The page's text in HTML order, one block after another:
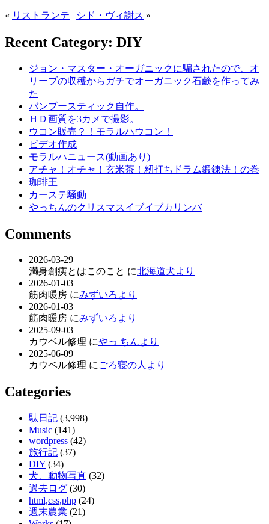
« リストランテ | シド・ヴィ謝ス »
Recent Category: DIY
ジョン・マスター・オーガニックに騙されたので、オ
リーブの収穫からガチでオーガニック石鹸を作ってみ
た
バンブースティック自作。
ＨＤ画質を3カメで撮影。
ウコン販売？！モラルハウコン！
ビデオ作成
モラルハニュース(動画あり)
アチャ！オチャ！玄米茶！籾打ちドラム鍛錬法！の巻
珈琲王
カーステ騒動
やっちんのクリスマスイブイブカリンバ
Comments
2026-03-29
満身創痍とはこのこと に北海道犬より
2026-01-03
筋肉暖房 にみずいろより
2026-01-03
筋肉暖房 にみずいろより
2025-09-03
カウベル修理 にやっ ちんより
2025-06-09
カウベル修理 に ごろ寝の人より
Categories
駄日記 (3,998)
Music (141)
wordpress (42)
旅行記 (37)
DIY (34)
犬、動物写真 (32)
過去ログ (30)
html,css,php (24)
週末農業 (21)